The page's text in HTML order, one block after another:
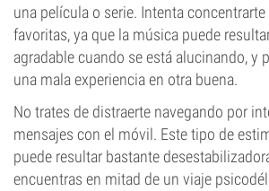
una película o serie. Intenta
favoritas, ya que la música puede
agradable cuando se está alucinando, y
una mala experiencia en otra buena.
No trates de distraerte navegando por
mensajes con el móvil. Este tipo de
puede resultar bastante
encuentras en mitad de un viaje